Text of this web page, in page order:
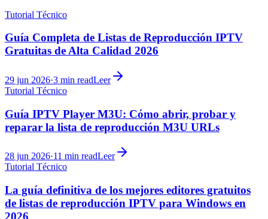
Tutorial Técnico
Guía Completa de Listas de Reproducción IPTV
Gratuitas de Alta Calidad 2026
29 jun 2026·3 min readLeer
Tutorial Técnico
Guía IPTV Player M3U: Cómo abrir, probar y
reparar la lista de reproducción M3U URLs
28 jun 2026·11 min readLeer
Tutorial Técnico
La guía definitiva de los mejores editores gratuitos
de listas de reproducción IPTV para Windows en
2026